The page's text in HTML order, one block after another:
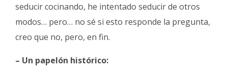
seducir cocinando, he intentado seducir de otros
modos… pero… no sé si esto responde la pregunta,
creo que no, pero, en fin.
– Un papelón histórico: